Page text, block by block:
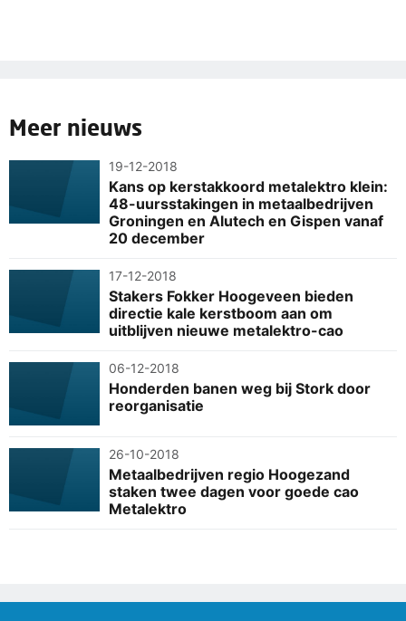
Meer nieuws
19-12-2018
Kans op kerstakkoord metalektro klein:
48-uursstakingen in metaalbedrijven
Groningen en Alutech en Gispen vanaf
20 december
17-12-2018
Stakers Fokker Hoogeveen bieden
directie kale kerstboom aan om
uitblijven nieuwe metalektro-cao
06-12-2018
Honderden banen weg bij Stork door
reorganisatie
26-10-2018
Metaalbedrijven regio Hoogezand
staken twee dagen voor goede cao
Metalektro